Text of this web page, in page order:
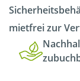
mietfrei zur